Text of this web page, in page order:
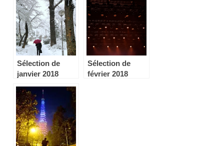
Sélection de
janvier 2018
Sélection de
février 2018